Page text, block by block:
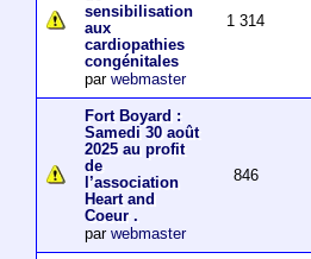
sensibilisation
aux
cardiopathies
congénitales
par webmaster
1 314
Fort Boyard :
Samedi 30 août
2025 au profit
de
l’association
Heart and
Coeur .
par webmaster
846